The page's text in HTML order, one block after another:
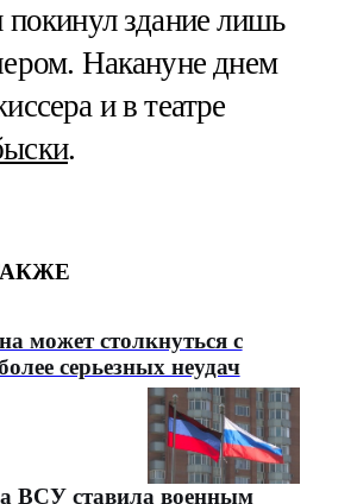
покинул здание лишь
Накануне днем
и в театре
.
может столкнуться с
серьезных неудач
ВСУ ставила военным